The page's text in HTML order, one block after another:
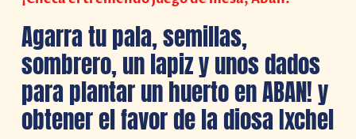
Agarra tu pala, semillas,
sombrero, un lapiz y unos dados
para plantar un huerto en ABAN! y
obtener el favor de la diosa Ixchel